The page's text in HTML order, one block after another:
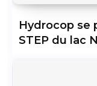
Hydrocop se
STEP du lac